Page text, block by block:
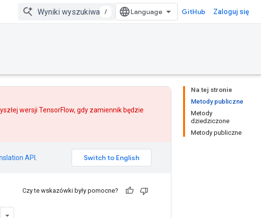
/ GitHub Zaloguj się
Na tej stronie
Metody publiczne
Metody
dziedziczone
Metody publiczne
wersji TensorFlow, gdy zamiennikbędzie
API
Czy te wskazówki były pomocne?